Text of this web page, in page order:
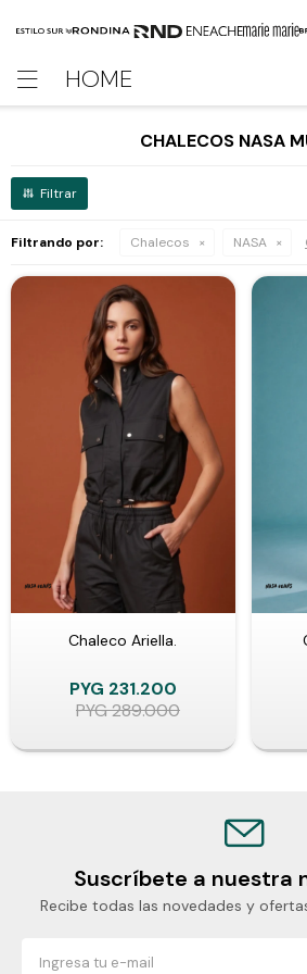
HOME

CHALECOS NASA
Filtrando por: Chalecos NASA
Chaleco Ariella.
PYG 231.200
PYG289.000
Suscríbete a nuestra
Recibe todas las novedades y